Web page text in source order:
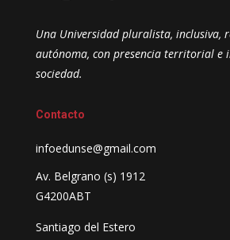
Una Universidad pluralista, inclusiva,
autónoma, con presencia territorial e
sociedad.
Contacto
infoedunse@gmail.com
Av. Belgrano (s) 1912
G4200ABT
Santiago del Estero